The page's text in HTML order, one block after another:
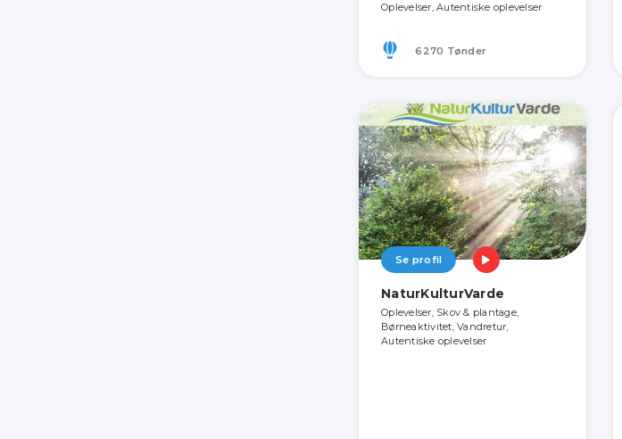
Oplevelser, Autentiske oplevelser
6270 Tønder
Se profil
NaturKulturVarde
Oplevelser, Skov & plantage,
Børneaktivitet, Vandretur,
Autentiske oplevelser